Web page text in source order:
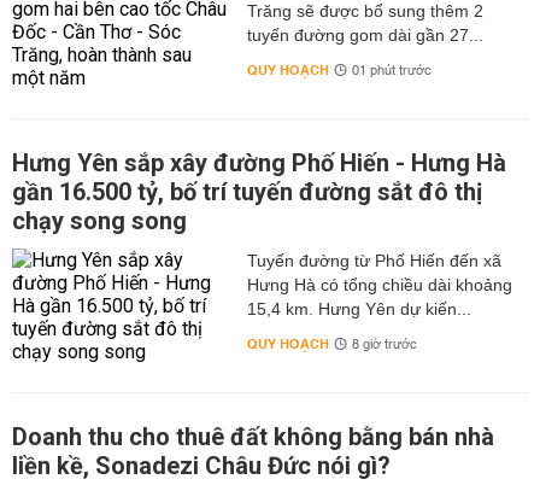
Trăng sẽ được bổ sung thêm 2
tuyến đường gom dài gần 27...
QUY HOẠCH 01 phút trước
Hưng Yên sắp xây đường Phố Hiến - Hưng Hà
gần 16.500 tỷ, bố trí tuyến đường sắt đô thị
chạy song song
Tuyến đường từ Phố Hiến đến xã
Hưng Hà có tổng chiều dài khoảng
15,4 km. Hưng Yên dự kiến...
QUY HOẠCH 8 giờ trước
Doanh thu cho thuê đất không bằng bán nhà
liền kề, Sonadezi Châu Đức nói gì?